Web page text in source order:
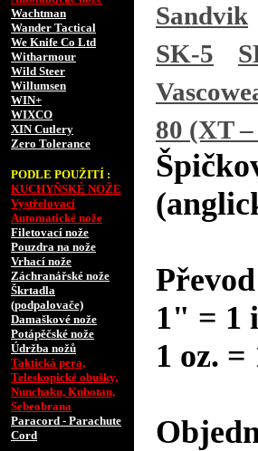
Wachtman
Wander Tactical
We Knife Co Ltd
Witharmour
Wild Steer
Willumsen
WIN+
WIXCO
XIN Cutlery
Zero Tolerance
PODLE POUŽITÍ :
KUCHYŇSKÉ NOŽE
Vystřelovací
Automatické nože
Filetovací nože
Pouzdra na nože
Vrhací nože
Záchranářské nože
Škrtadla
(podpalovače)
Damaškové nože
Potápěčské nože
Údržba nožů
Taktická pera,
Teleskopické obušky,
Nunchaku, Kubotan,
Sebeobrana
Paracord - Parachute
Cord
Sandvik
SK-5
80 (XT
1" = 1
1 oz. =